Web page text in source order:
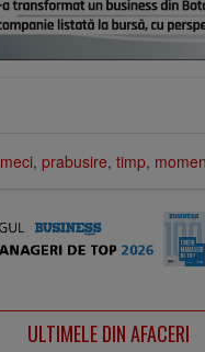
meci, prabusire, timp,
ULTIMELE DIN AFACERI